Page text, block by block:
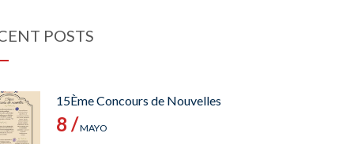
POSTS
15Ème Concours de Nouvelles
8 /MAYO